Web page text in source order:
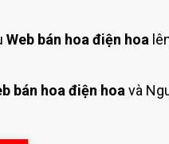
Web bán hoa điện hoa
bán hoa điện hoa và